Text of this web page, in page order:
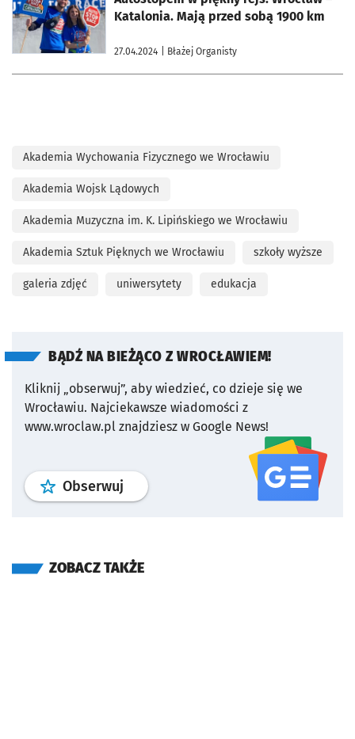
Katalonia. Mają przed sobą 1900 km
27.04.2024 | Błażej Organisty
Akademia Wychowania Fizycznego we Wrocławiu
Akademia Wojsk Lądowych
Akademia Muzyczna im. K. Lipińskiego we Wrocławiu
Akademia Sztuk Pięknych we Wrocławiu szkoły wyższe
galeria zdjęć uniwersytety edukacja
BĄDŹ NA BIEŻĄCO Z WROCŁAWIEM!
Kliknij „obserwuj”, aby wiedzieć, co dzieje się we
Wrocławiu. Najciekawsze wiadomości z
www.wroclaw.pl znajdziesz w Google News!
Obserwuj profil serwisu
ZOBACZ TAKŻE